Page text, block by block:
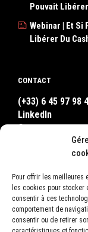
Pour offrir les meilleures
les cookies pour stocker
consentir à ces
comportement de
consentir ou de retirer
Pouvait
Webinar | Et
Libérer Du
CONTACT
(+33) 6 45 97 98
LinkedIn
Contact
OÙ NOUS TROUVER ?
LEON
2, Square Bellevue